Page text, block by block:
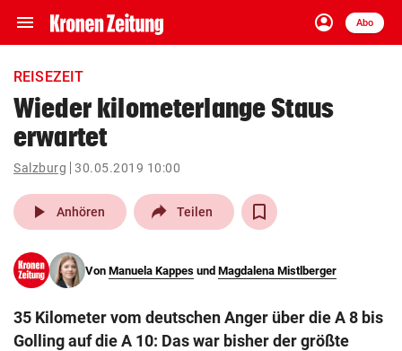
menu Navigation
ein-/ausklappen
account_circle
Anmelden
Abo
close Schließen
account_circle Anmelden
pin_drop
Wien arrow_right
search
eingeben
REISEZEIT
Wieder kilometerlange Staus
erwartet
Salzburg 30.05.2019 10:00
play_arrow Anhören Teilen
Von Manuela Kappes und Magdalena Mistlberger
35 Kilometer vom deutschen Anger über die A 8 bis
Golling auf die A 10: Das war bisher der größte